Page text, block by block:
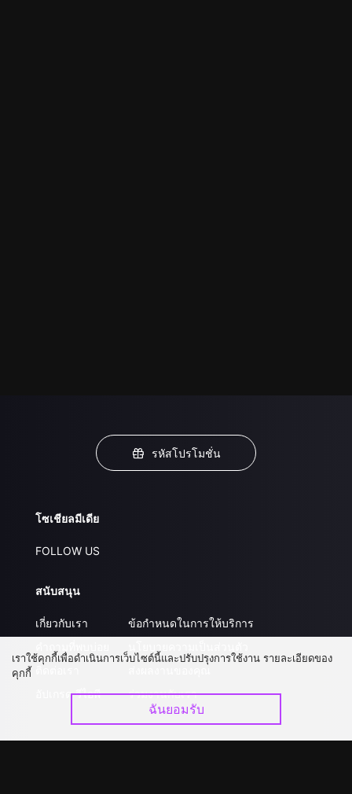
รหัสโปรโมชั่น
โซเชียลมีเดีย
FOLLOW US
สนับสนุน
เกี่ยวกับเรา
อัปเกรด วีไอพี
ข้อกำหนดในการให้บริการ
ร่วมงานกับเรา
เราใช้คุกกี้เพื่อดำเนินการเว็บไซต์นี้และปรับปรุงการใช้งาน รายละเอียดของ
คุกกี้
ฉันยอมรับ